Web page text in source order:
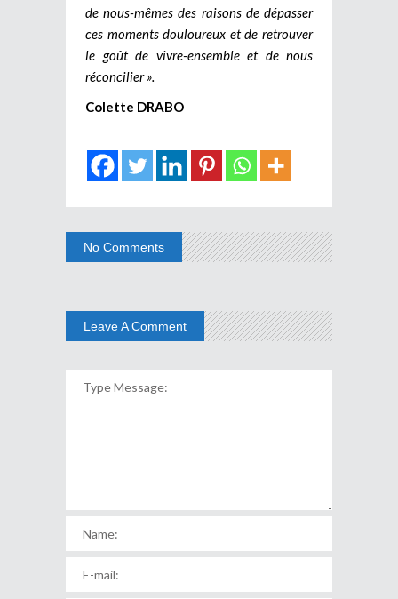
de nous-mêmes des raisons de dépasser
ces moments douloureux et de retrouver
le goût de vivre-ensemble et de nous
réconcilier ».
Colette DRABO
No Comments
Leave A Comment